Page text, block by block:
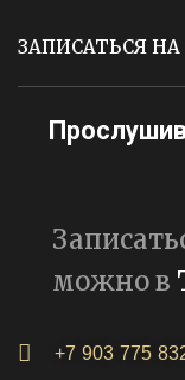
ЗАПИСАТЬСЯ
можно в
+7 903 775